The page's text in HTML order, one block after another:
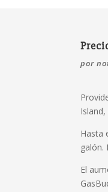
por
Hasta
galón.
El